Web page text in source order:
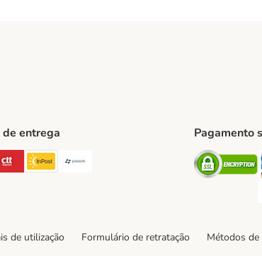
Method
de entrega
Shipping Method
CTTExpress Shipping Method
InPost Shipping Method
Paack Shipping Method
Pagamento
de utilização Formulário de retratação Métodos